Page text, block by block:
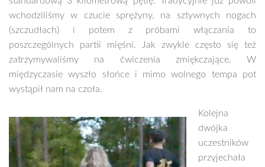
wchodziliśmy w czucie sprężyny, na sztywnych nogach
(szczudłach) i potem z próbami włączania to
poszczególnych partii mięśni. Jak zwykle często się też
zatrzymywaliśmy na ćwiczenia zmiękczające. W
międzyczasie wyszło słońce i mimo wolnego tempa pot
wystąpił nam na czoła.
Kolejna
dwójka
uczestników
przyjechała